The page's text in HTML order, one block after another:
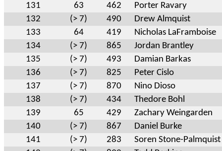
131
63 462
Porter Ravary
132
(> 7) 490
Drew Almquist
133
64 419
Nicholas LaFramboise
134
(> 7) 865
Jordan Brantley
135
(> 7) 493
Damian Barkas
136
(> 7) 825
Peter Cislo
137
(> 7) 870
Nino Dioso
138
(> 7) 434
Thedore Bohl
139
65 429
Zachary Weingarden
140
(> 7) 867
Daniel Burke
141
(> 7) 283
Soren Stone-Palmquist